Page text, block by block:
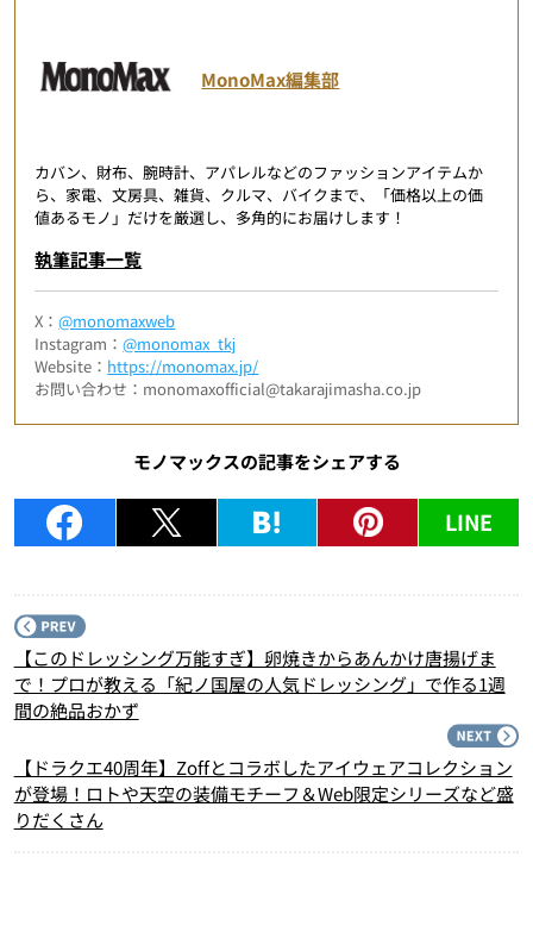
MonoMax編集部
カバン、財布、腕時計、アパレルなどのファッションアイテムか
ら、家電、文房具、雑貨、クルマ、バイクまで、「価格以上の価
値あるモノ」だけを厳選し、多角的にお届けします！
執筆記事一覧
X：@monomaxweb
Instagram：@monomax_tkj
Website： https://monomax.jp/
お問い合わせ：monomaxofficial@takarajimasha.co.jp
モノマックスの記事をシェアする
LINE
【このドレッシング万能すぎ】卵焼きからあんかけ唐揚げま
で！プロが教える「紀ノ国屋の人気ドレッシング」で作る1週
間の絶品おかず
【ドラクエ40周年】Zoffとコラボしたアイウェアコレクション
が登場！ロトや天空の装備モチーフ＆Web限定シリーズなど盛
りだくさん